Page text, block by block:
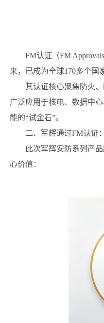
FM认证（FM
来，已成为全球170多个国
其认证核心聚焦防火
广泛应用于核电、数据中
能的“试金石”。
二、军辉通过FM认证
此次军辉安防系列产
心价值：